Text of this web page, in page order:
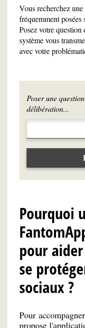
Vous recherchez
fréquemment posées
Posez votre question
système vous
avec votre
Poser une
délibération...
Pourquoi
pour
se
sociaux ?
Pour
propose